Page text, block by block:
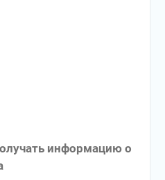
информацию о